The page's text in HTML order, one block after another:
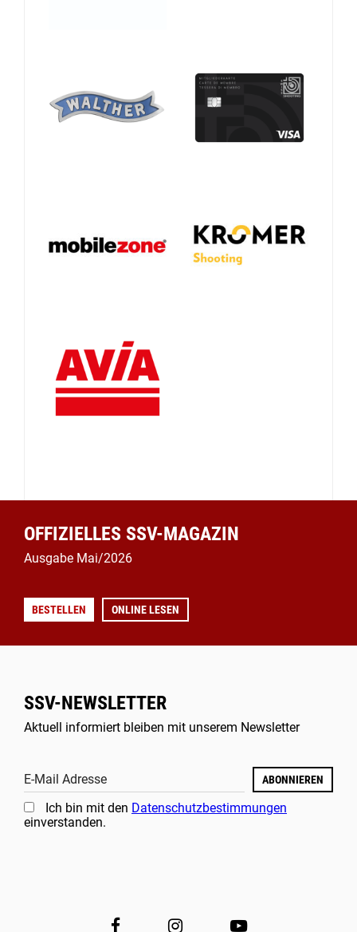
OFFIZIELLES SSV-MAGAZIN
Ausgabe Mai/2026
BESTELLEN ONLINE LESEN
SSV-NEWSLETTER
Aktuell informiert bleiben mit unserem Newsletter
E-Mail Adresse ABONNIEREN
Ich bin mit den Datenschutzbestimmungen
einverstanden.